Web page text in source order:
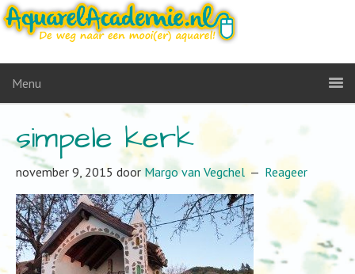
Menu
simpele kerk
november 9, 2015 door Margo van Vegchel Reageer